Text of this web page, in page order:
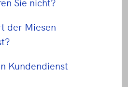
der Miesen
Kundendienst